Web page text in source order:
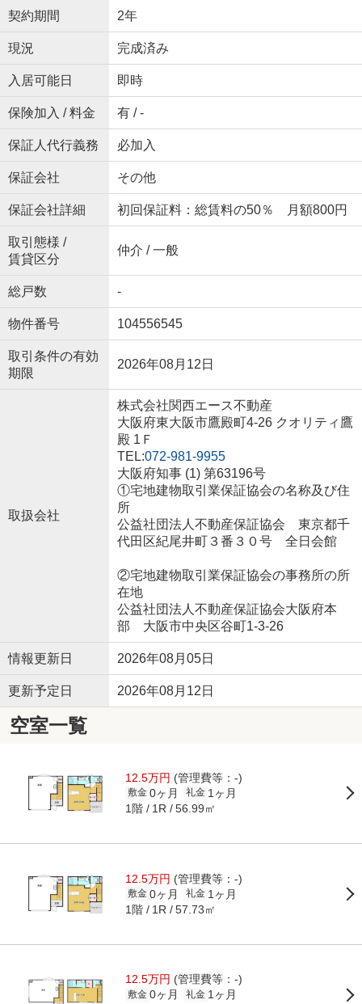
契約期間 2年
現況 完成済み
入居可能日 即時
保険加入 / 料金 有 / -
保証人代行義務 必加入
保証会社 その他
保証会社詳細 初回保証料：総賃料の50％ 月額800円
取引態様 /
賃貸区分
仲介 / 一般
総戸数 -
物件番号 104556545
取引条件の有効
期限
2026年08月12日
取扱会社
株式会社関西エース不動産
大阪府東大阪市鷹殿町4-26 クオリティ鷹
殿 1Ｆ
TEL:072-981-9955
大阪府知事 (1) 第63196号
①宅地建物取引業保証協会の名称及び住
所
公益社団法人不動産保証協会 東京都千
代田区紀尾井町３番３０号 全日会館
②宅地建物取引業保証協会の事務所の所
在地
公益社団法人不動産保証協会大阪府本
部 大阪市中央区谷町1-3-26
情報更新日 2026年08月05日
更新予定日 2026年08月12日
空室一覧
12.5万円 (管理費等：-)
敷金 0ヶ月 礼金 1ヶ月
1階 1R 56.99㎡
12.5万円 (管理費等：-)
敷金 0ヶ月 礼金 1ヶ月
1階 1R 57.73㎡
12.5万円 (管理費等：-)
敷金 0ヶ月 礼金 1ヶ月